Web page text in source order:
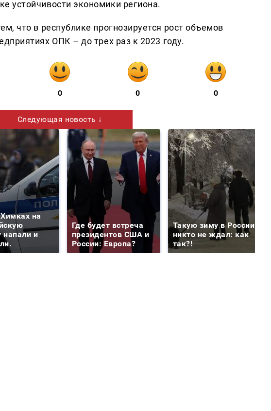
устойчивости экономики региона.
что в республике прогнозируется рост объемов
ОПК – до трех раз к 2023 году.
0 0 0
Следующая новость ↓
на
напали и
Где будет встреча
президентов США и
России: Европа?
Такую зиму в России
никто не ждал: как
так?!